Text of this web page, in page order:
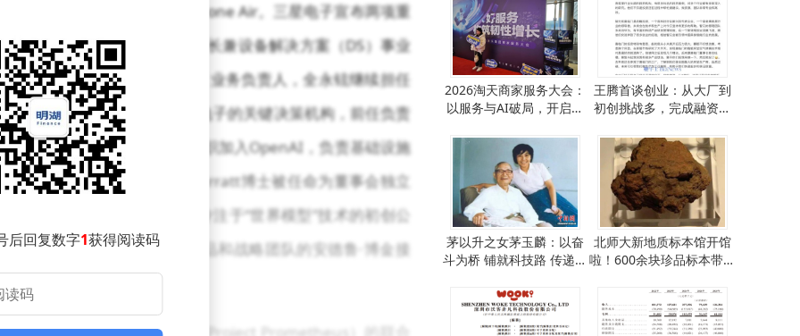
曾在一场活动中介绍新款iPhone Air。三星电子宣布两项重
人兼首席执行官，与副董事长兼设备解决方案（DS）事业
文继续担任移动体验（MX）业务负责人，全永铉继续担任
任负责人，该办公室是三星电子的关键决策机构，前任负责
整：首席技术官萨钦·卡蒂离职加入OpenAI，负责基础设施
智能业务，同时Craig H. Barratt博士被任命为董事会独立
学家杨立昆计划创立一家专注于“世界模型”技术的初创公
公司，其职责由领导广告产品和战略团队的安德鲁·博金接
后回复数字1获得阅读码
2026淘天商家服务大会：
以服务与AI破局，开启电
王腾首谈创业：从大厂到
初创挑战多，完成融资后
茅以升之女茅玉麟：以奋
斗为桥 铺就科技路 传递精
北师大新地质标本馆开馆
啦！600余块珍品标本带你